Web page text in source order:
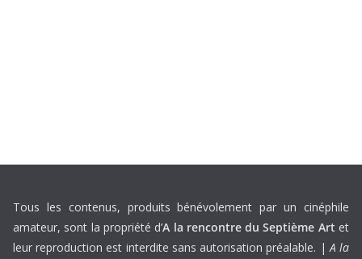
Tous les contenus, produits bénévolement par un cinéphile
amateur, sont la propriété d’A la rencontre du Septième Art et
leur reproduction est interdite sans autorisation préalable. |A la